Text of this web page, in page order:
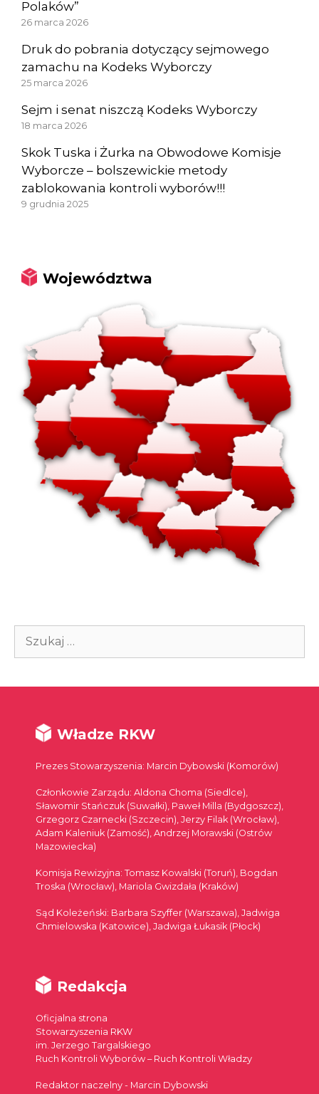
Polaków”
26 marca 2026
Druk do pobrania dotyczący sejmowego
zamachu na Kodeks Wyborczy
25 marca 2026
Sejm i senat niszczą Kodeks Wyborczy
18 marca 2026
Skok Tuska i Żurka na Obwodowe Komisje
Wyborcze – bolszewickie metody
zablokowania kontroli wyborów!!!
9 grudnia 2025
Województwa
Szukaj:
Władze RKW
Prezes Stowarzyszenia: Marcin Dybowski (Komorów)
Członkowie Zarządu: Aldona Choma (Siedlce),
Sławomir Stańczuk (Suwałki), Paweł Milla (Bydgoszcz),
Grzegorz Czarnecki (Szczecin), Jerzy Filak (Wrocław),
Adam Kaleniuk (Zamość), Andrzej Morawski (Ostrów
Mazowiecka)
Komisja Rewizyjna: Tomasz Kowalski (Toruń), Bogdan
Troska (Wrocław), Mariola Gwizdała (Kraków)
Sąd Koleżeński: Barbara Szyffer (Warszawa), Jadwiga
Chmielowska (Katowice), Jadwiga Łukasik (Płock)
Redakcja
Oficjalna strona
Stowarzyszenia RKW
im. Jerzego Targalskiego
Ruch Kontroli Wyborów – Ruch Kontroli Władzy
Redaktor naczelny - Marcin Dybowski